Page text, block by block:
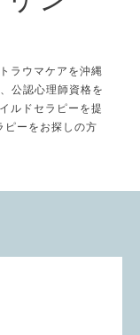
ラウマケアを沖縄
公認心理師資格を
ルドセラピーを提
ピーをお探しの方